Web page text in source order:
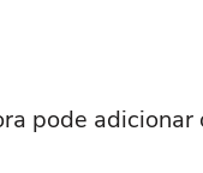
pode adicionar